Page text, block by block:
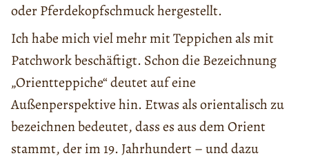
oder Pferdekopfschmuck hergestellt.
Ich habe mich viel mehr mit Teppichen als mit
Patchwork beschäftigt. Schon die Bezeichnung
„Orientteppiche“ deutet auf eine
Außenperspektive hin. Etwas als orientalisch zu
bezeichnen bedeutet, dass es aus dem Orient
stammt, der im 19. Jahrhundert – und dazu